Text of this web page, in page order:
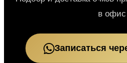
в офис
Записаться